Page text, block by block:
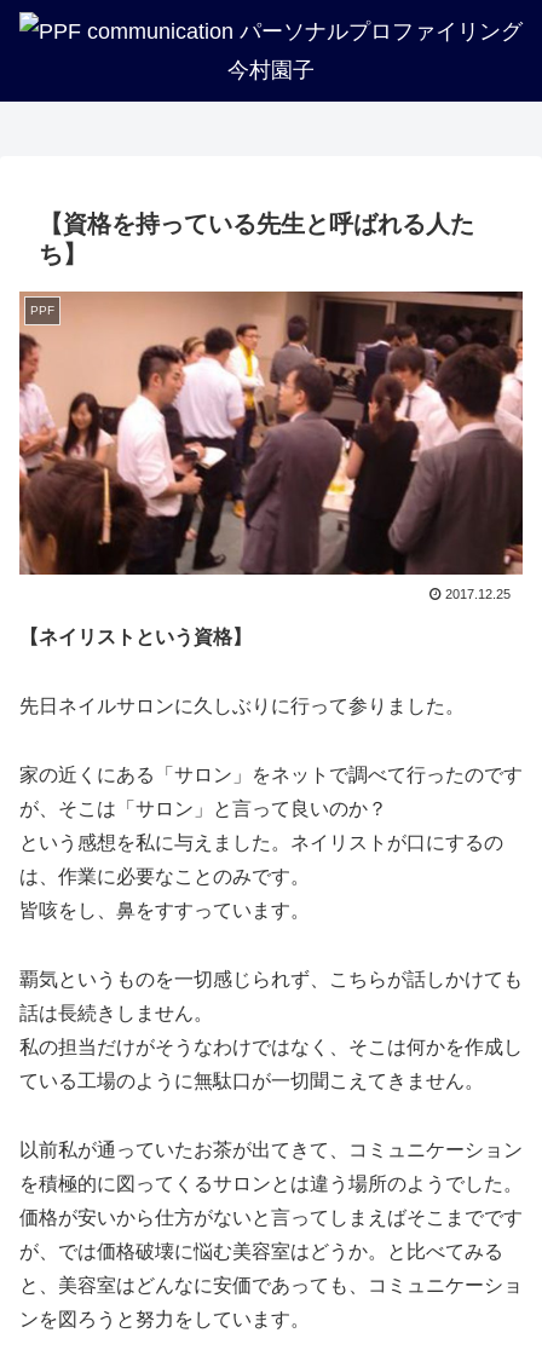
【資格を持っている先生と呼ばれる人た
ち】
PPF
2017.12.25
【ネイリストという資格】
先日ネイルサロンに久しぶりに行って参りました。
家の近くにある「サロン」をネットで調べて行ったのです
が、そこは「サロン」と言って良いのか？
という感想を私に与えました。ネイリストが口にするの
は、作業に必要なことのみです。
皆咳をし、鼻をすすっています。
覇気というものを一切感じられず、こちらが話しかけても
話は長続きしません。
私の担当だけがそうなわけではなく、そこは何かを作成し
ている工場のように無駄口が一切聞こえてきません。
以前私が通っていたお茶が出てきて、コミュニケーション
を積極的に図ってくるサロンとは違う場所のようでした。
価格が安いから仕方がないと言ってしまえばそこまでです
が、では価格破壊に悩む美容室はどうか。と比べてみる
と、美容室はどんなに安価であっても、コミュニケーショ
ンを図ろうと努力をしています。